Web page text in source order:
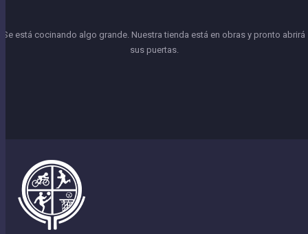
Se está cocinando algo grande. Nuestra tienda está en obras y pronto abrirá
sus puertas.